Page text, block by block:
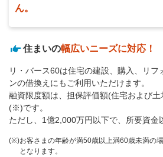
ん。
住まいの幅広いニーズに対応！
リ・バース60は住宅の建設、購入、リフ
ンの借換えにもご利用いただけます。
融資限度額は、担保評価額(住宅および
(※)です。
ただし、1億2,000万円以下で、所要資金
(※)お客さまの年齢が満50歳以上満60歳未満の
となります。